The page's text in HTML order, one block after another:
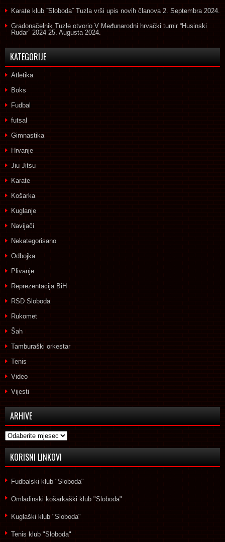
Karate klub ˝Sloboda˝ Tuzla vrši upis novih članova 2. Septembra 2024.
Gradonačelnik Tuzle otvorio V Međunarodni hrvački turnir “Husinski
Rudar” 2024 25. Augusta 2024.
KATEGORIJE
Atletika
Boks
Fudbal
futsal
Gimnastika
Hrvanje
Jiu Jitsu
Karate
Košarka
Kuglanje
Navijači
Nekategorisano
Odbojka
Plivanje
Reprezentacija BiH
RSD Sloboda
Rukomet
Šah
Tamburaški orkestar
Tenis
Video
Vijesti
ARHIVE
Arhive
KORISNI LINKOVI
Fudbalski klub "Sloboda"
Omladinski košarkaški klub "Sloboda"
Kuglaški klub "Sloboda"
Tenis klub "Sloboda"